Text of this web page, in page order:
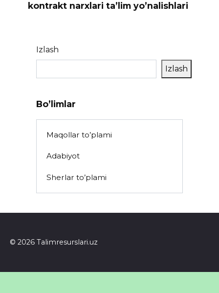
kontrakt narxlari ta’lim yo’nalishlari
Izlash
Izlash
Bo’limlar
Maqollar to’plami
Adabiyot
Sherlar to’plami
© 2026 Talimresurslari.uz